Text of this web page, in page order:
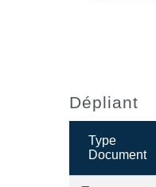
Dépliant
Type
Document